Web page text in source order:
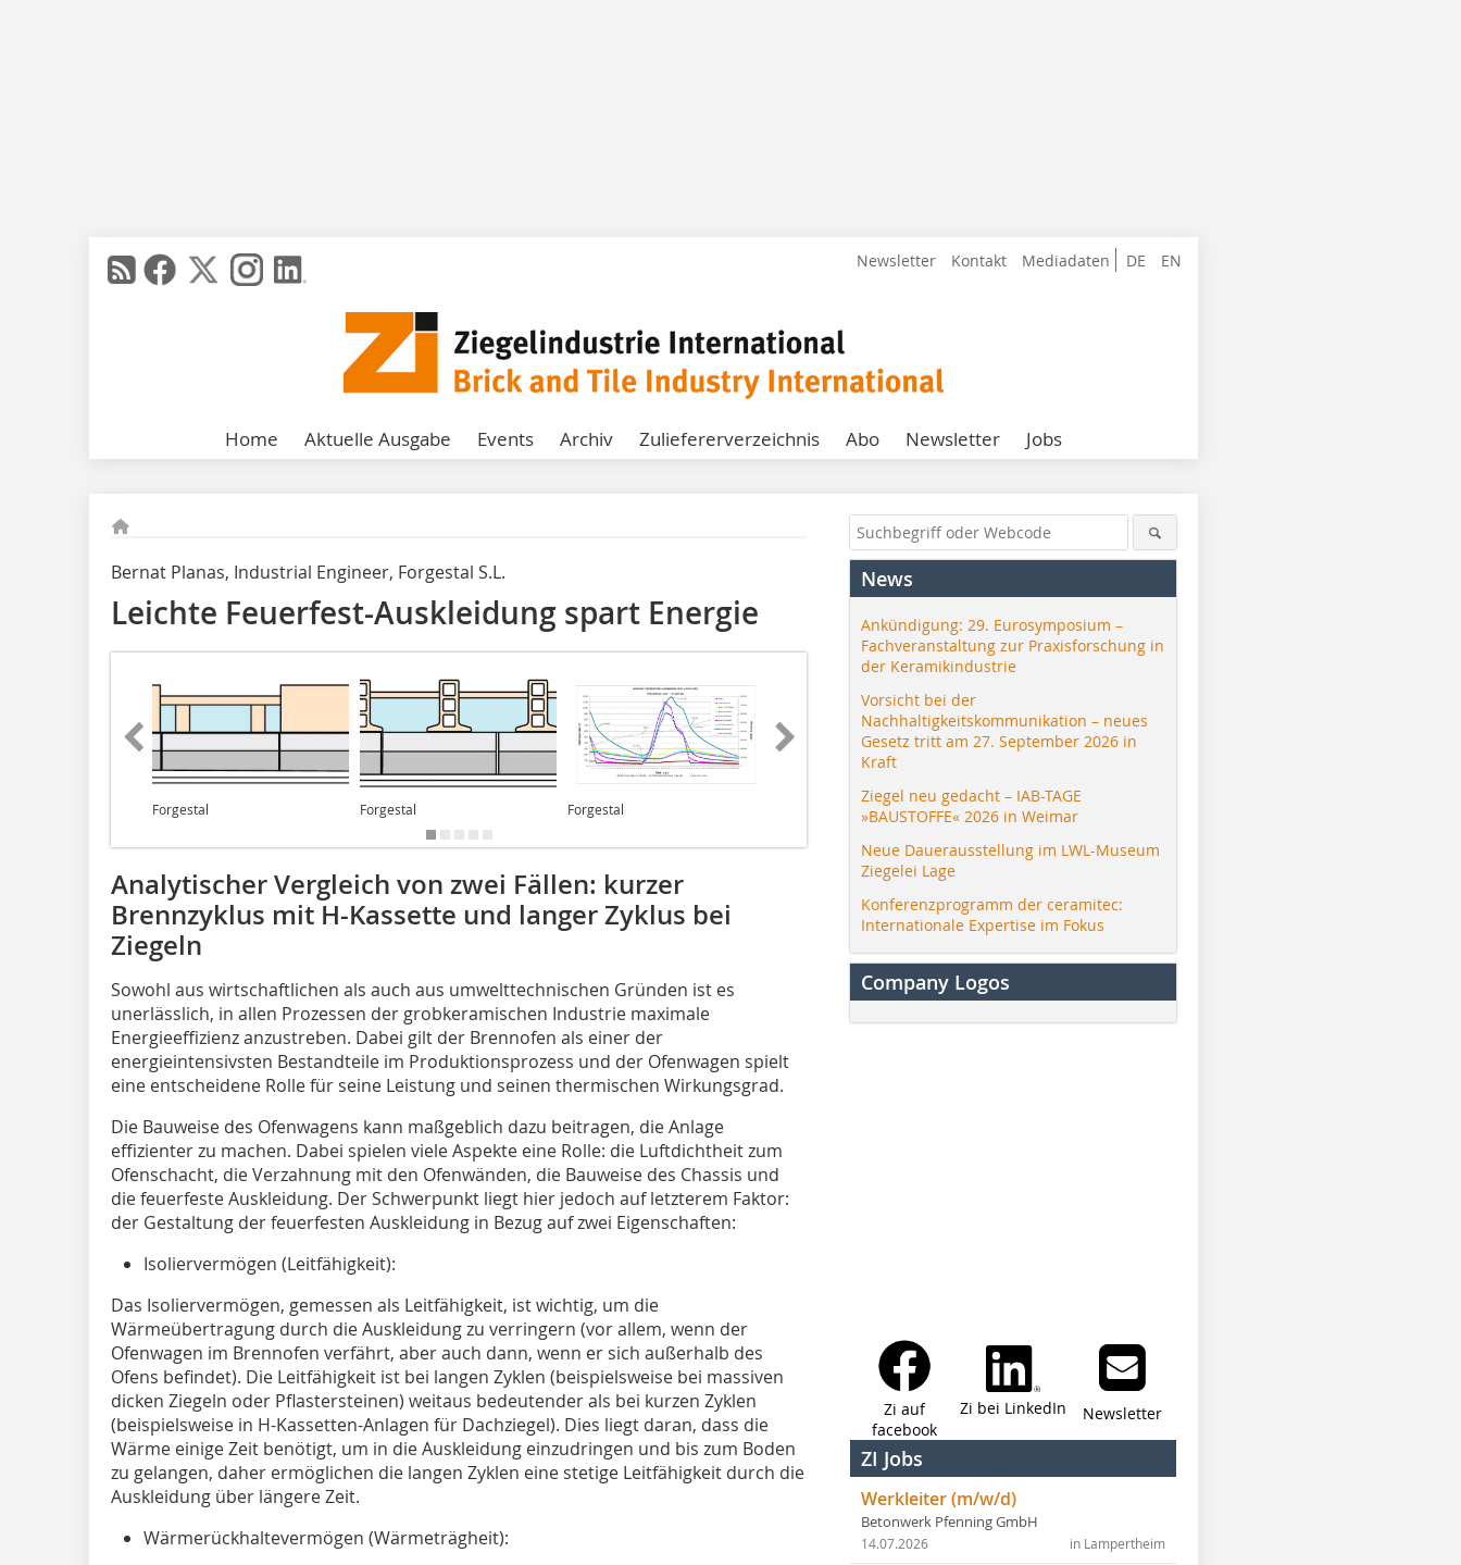
DE EN
Newsletter Kontakt Mediadaten
Home Aktuelle Ausgabe Events Archiv Zuliefererverzeichnis Abo Newsletter Jobs
Bernat Planas, Industrial Engineer, Forgestal S.L.
Leichte Feuerfest-Auskleidung spart Energie
Forgestal Forgestal Forgestal Forgestal
Analytischer Vergleich von zwei Fällen: kurzer
Brennzyklus mit H-Kassette und langer Zyklus bei
Ziegeln
Sowohl aus wirtschaftlichen als auch aus umwelttechnischen Gründen ist es
unerlässlich, in allen Prozessen der grobkeramischen Industrie maximale
Energieeffizienz anzustreben. Dabei gilt der Brennofen als einer der
energieintensivsten Bestandteile im Produktionsprozess und der Ofenwagen spielt
eine entscheidene Rolle für seine Leistung und seinen thermischen Wirkungsgrad.
Die Bauweise des Ofenwagens kann maßgeblich dazu beitragen, die Anlage
effizienter zu machen. Dabei spielen viele Aspekte eine Rolle: die Luftdichtheit zum
Ofenschacht, die Verzahnung mit den Ofenwänden, die Bauweise des Chassis und
die feuerfeste Auskleidung. Der Schwerpunkt liegt hier jedoch auf letzterem Faktor:
der Gestaltung der feuerfesten Auskleidung in Bezug auf zwei Eigenschaften:
Isoliervermögen (Leitfähigkeit):
Das Isoliervermögen, gemessen als Leitfähigkeit, ist wichtig, um die
Wärmeübertragung durch die Auskleidung zu verringern (vor allem, wenn der
Ofenwagen im Brennofen verfährt, aber auch dann, wenn er sich außerhalb des
Ofens befindet). Die Leitfähigkeit ist bei langen Zyklen (beispielsweise bei massiven
dicken Ziegeln oder Pflastersteinen) weitaus bedeutender als bei kurzen Zyklen
(beispielsweise in H-Kassetten-Anlagen für Dachziegel). Dies liegt daran, dass die
Wärme einige Zeit benötigt, um in die Auskleidung einzudringen und bis zum Boden
zu gelangen, daher ermöglichen die langen Zyklen eine stetige Leitfähigkeit durch die
Auskleidung über längere Zeit.
Wärmerückhaltevermögen (Wärmeträgheit):
News
Ankündigung: 29. Eurosymposium –
Fachveranstaltung zur Praxisforschung in
der Keramikindustrie
Vorsicht bei der
Nachhaltigkeitskommunikation – neues
Gesetz tritt am 27. September 2026 in
Kraft
Ziegel neu gedacht – IAB-TAGE
»BAUSTOFFE« 2026 in Weimar
Neue Dauerausstellung im LWL-Museum
Ziegelei Lage
Konferenzprogramm der ceramitec:
Internationale Expertise im Fokus
Company Logos
Zi auf
facebook
Zi bei LinkedIn Newsletter
ZI Jobs
Werkleiter (m/w/d)
Betonwerk Pfenning GmbH
in Lampertheim
14.07.2026